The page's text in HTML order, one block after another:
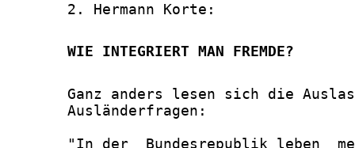
       2. Hermann Korte:
       WIE INTEGRIERT MAN FREMDE?
Ganz anders lesen sich die
       Ausländerfragen:
"In der  Bundesrepublik leben